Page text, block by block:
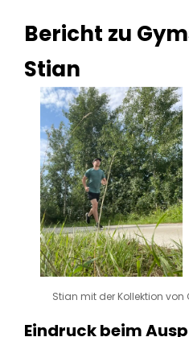
Bericht zu
Stian
Stian mit der Kollektion
Eindruck beim